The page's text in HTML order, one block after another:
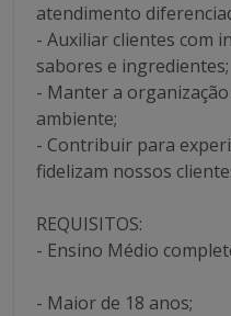
atendimento
- Auxiliar clientes com
sabores e ingredientes;
- Manter a
ambiente;
- Contribuir para
fidelizam nossos
REQUISITOS:
- Ensino Médio
- Maior de 18 anos;